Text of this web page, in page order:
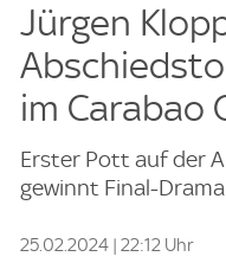
e
Jürgen
im Carabao
Erster Pott auf der
gewinnt Final-Drama
25.02.2024 | 22:12 Uhr